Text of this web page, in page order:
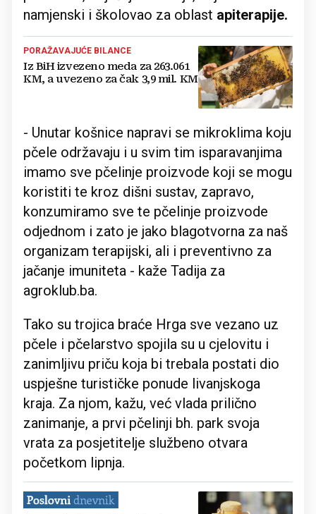
namjenski i školovao za oblast apiterapije.
PORAŽAVAJUĆE BILANCE
Iz BiH izvezeno meda za 263.061
KM, a uvezeno za čak 3,9 mil. KM
- Unutar košnice napravi se mikroklima koju
pčele održavaju i u svim tim isparavanjima
imamo sve pčelinje proizvode koji se mogu
koristiti te kroz dišni sustav, zapravo,
konzumiramo sve te pčelinje proizvode
odjednom i zato je jako blagotvorna za naš
organizam terapijski, ali i preventivno za
jačanje imuniteta - kaže Tadija za
agroklub.ba.
Tako su trojica braće Hrga sve vezano uz
pčele i pčelarstvo spojila su u cjelovitu i
zanimljivu priču koja bi trebala postati dio
uspješne turističke ponude livanjskoga
kraja. Za njom, kažu, već vlada prilično
zanimanje, a prvi pčelinji bh. park svoja
vrata za posjetitelje službeno otvara
početkom lipnja.